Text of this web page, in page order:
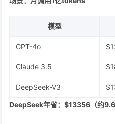
模型
GPT-4o
Claude 3.5
DeepSeek-V3
DeepSeek年省：$13356（约9.6